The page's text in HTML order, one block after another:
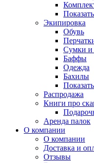
Экипировка
Обувь
Сумки и
Баффы
Одежда
Бахилы
Распродажа
Книги про
Аренда палок
О компании
О компании
Доставка и
Отзывы